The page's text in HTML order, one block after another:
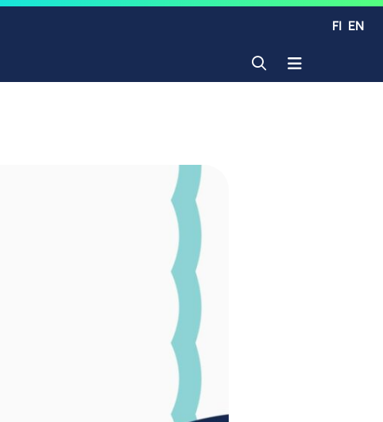
FI EN
Avaa haku